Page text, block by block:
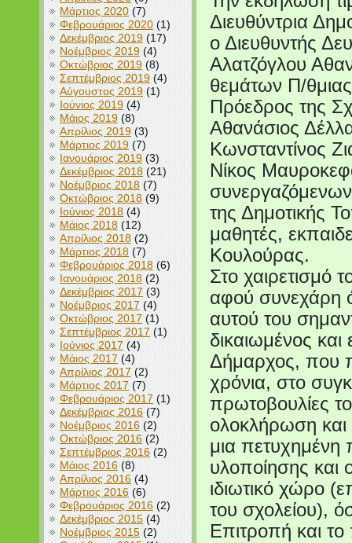
Μάρτιος 2020(7)
Φεβρουάριος 2020(1)
Δεκέμβριος 2019(17)
Νοέμβριος 2019(4)
Οκτώβριος 2019(8)
Σεπτέμβριος 2019(4)
Αύγουστος 2019(1)
Ιούνιος 2019(4)
Μάιος 2019(8)
Απρίλιος 2019(3)
Μάρτιος 2019(7)
Ιανουάριος 2019(3)
Δεκέμβριος 2018(21)
Νοέμβριος 2018(7)
Οκτώβριος 2018(9)
Ιούνιος 2018(4)
Μάιος 2018(12)
Απρίλιος 2018(2)
Μάρτιος 2018(7)
Φεβρουάριος 2018(6)
Ιανουάριος 2018(2)
Δεκέμβριος 2017 (3)
Νοέμβριος 2017(4)
Οκτώβριος 2017(1)
Σεπτέμβριος 2017 (1)
Ιούνιος 2017 (4)
Μάιος 2017 (4)
Απρίλιος 2017 (2)
Μάρτιος 2017 (7)
Φεβρουάριος 2017(1)
Δεκέμβριος 2016(7)
Νοέμβριος 2016(2)
Οκτώβριος 2016(2)
Σεπτέμβριος 2016(2)
Μάιος 2016(8)
Απρίλιος 2016(4)
Μάρτιος 2016(6)
Φεβρουάριος 2016(2)
Δεκέμβριος 2015(4)
Νοέμβριος 2015(2)
Διευθύντρια
ο Διευθυντής
Αλατζόγλου
θεμάτων Π/
Πρόεδρος της
Αθανάσιος
Κωνσταντίνος
Νίκος
της Δημοτικής
μαθητές,
Κουλούρας.
Στο χαιρετισμό
αφού συνεχάρη
αυτού του
δικαιωμένος
Δήμαρχος, που
χρόνια, στο
πρωτοβουλίες
ολοκλήρωση και
μια πετυχημένη
υλοποίησης και
ιδιωτικό χώρο
του σχολείου),
Επιτροπή και